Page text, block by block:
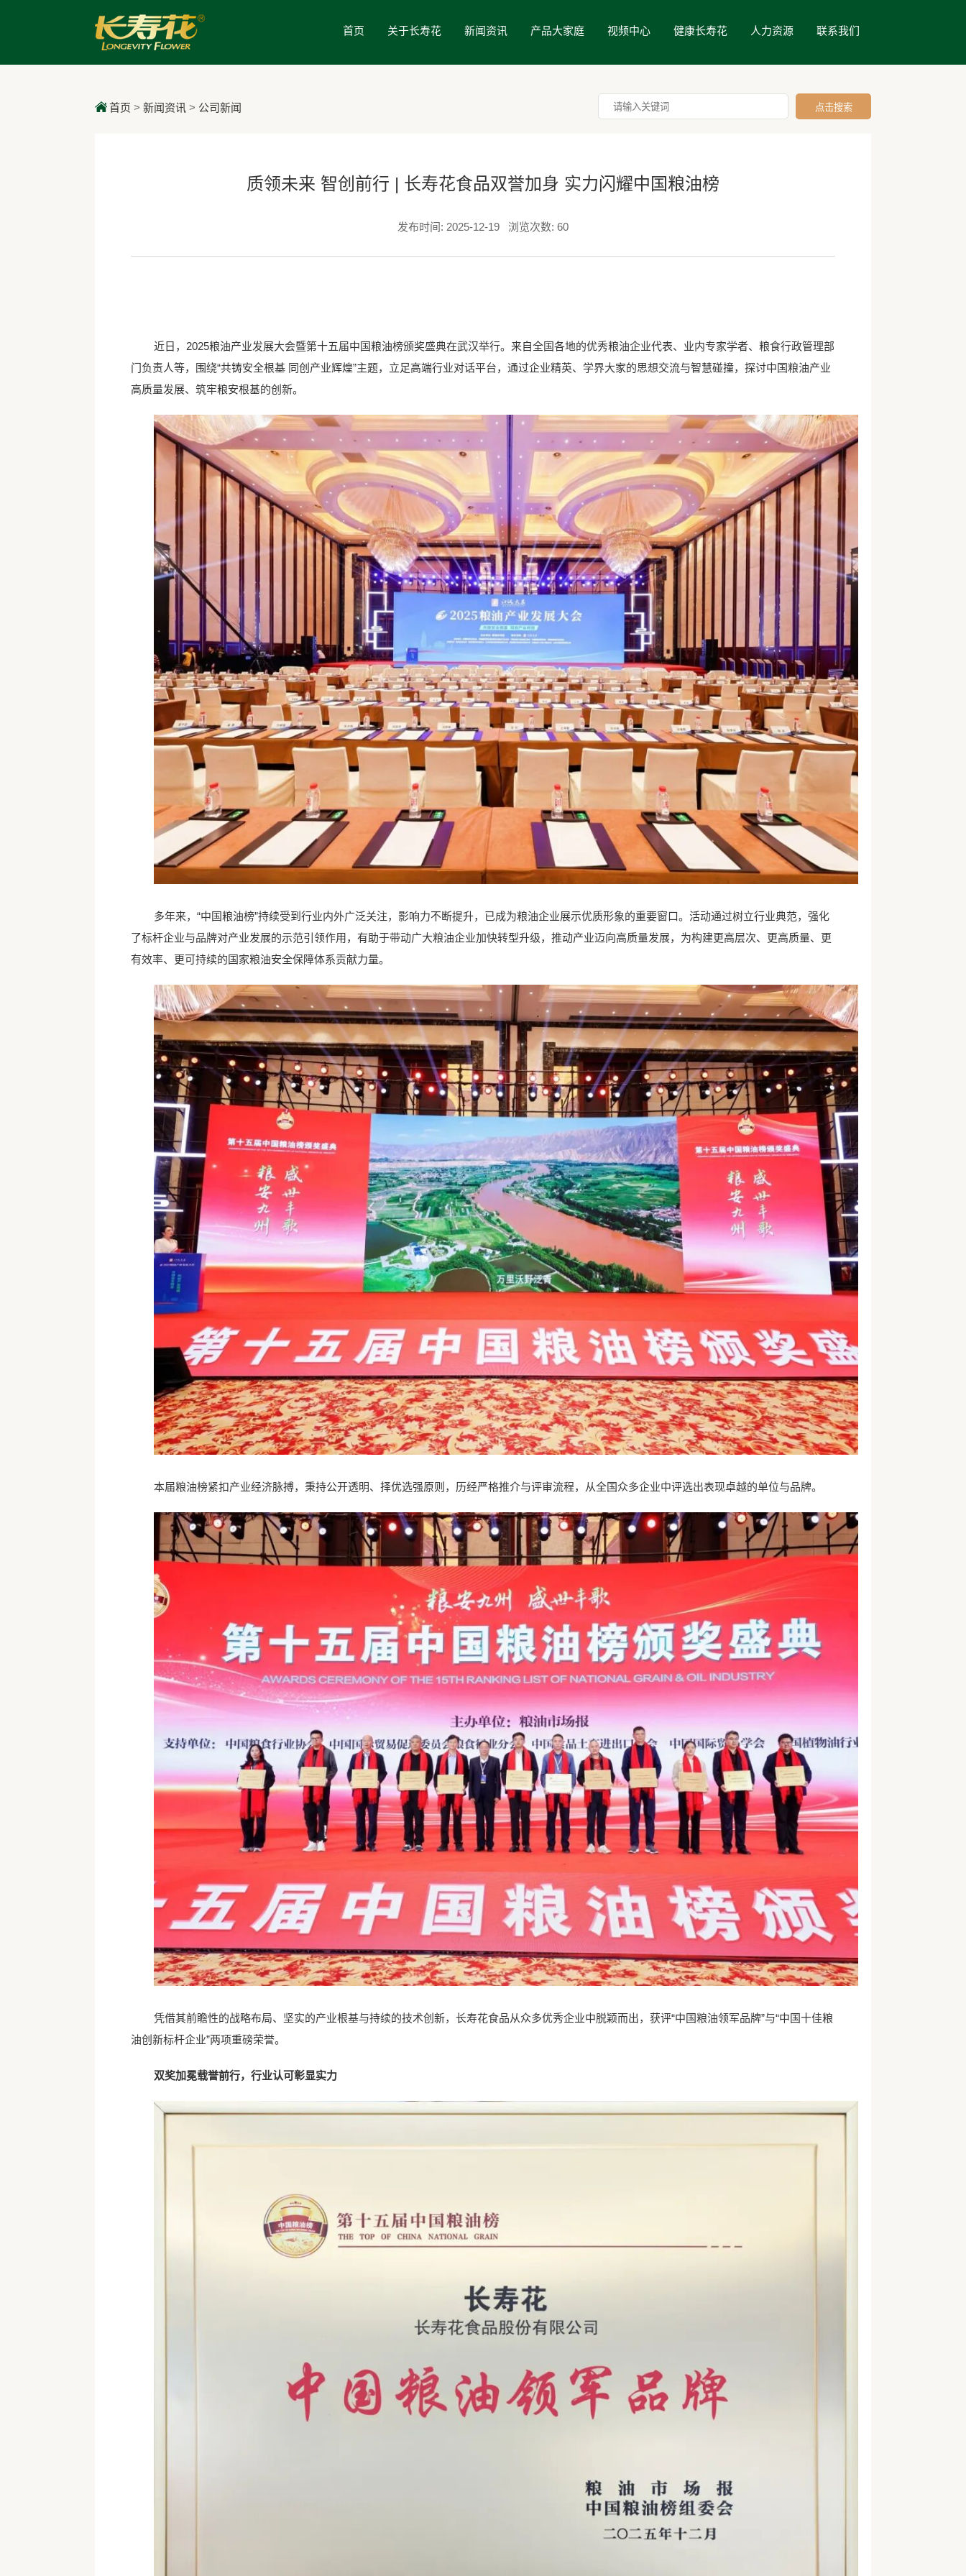
首页 关于长寿花 新闻资讯 产品大家庭 视频中心 健康长寿花 人力资源 联系我们
首页 > 新闻资讯 > 公司新闻
质领未来 智创前行 | 长寿花食品双誉加身 实力闪耀中国粮油榜
发布时间: 2025-12-19 浏览次数: 60
近日，2025粮油产业发展大会暨第十五届中国粮油榜颁奖盛典在武汉举行。来自全国各地的优秀粮油企业代表、业内专家学者、粮食行政管理部
门负责人等，围绕“共铸安全根基 同创产业辉煌”主题，立足高端行业对话平台，通过企业精英、学界大家的思想交流与智慧碰撞，探讨中国粮油产业
高质量发展、筑牢粮安根基的创新。
多年来，“中国粮油榜”持续受到行业内外广泛关注，影响力不断提升，已成为粮油企业展示优质形象的重要窗口。活动通过树立行业典范，强化
了标杆企业与品牌对产业发展的示范引领作用，有助于带动广大粮油企业加快转型升级，推动产业迈向高质量发展，为构建更高层次、更高质量、更
有效率、更可持续的国家粮油安全保障体系贡献力量。
本届粮油榜紧扣产业经济脉搏，秉持公开透明、择优选强原则，历经严格推介与评审流程，从全国众多企业中评选出表现卓越的单位与品牌。
凭借其前瞻性的战略布局、坚实的产业根基与持续的技术创新，长寿花食品从众多优秀企业中脱颖而出，获评“中国粮油领军品牌”与“中国十佳粮
油创新标杆企业”两项重磅荣誉。
双奖加冕载誉前行，行业认可彰显实力